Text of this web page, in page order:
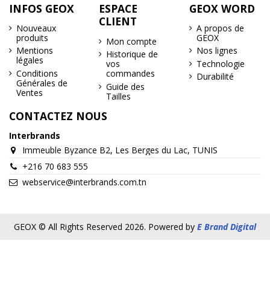
INFOS GEOX
Nouveaux
produits
Mentions
légales
Conditions
Générales de
Ventes
ESPACE
CLIENT
Mon compte
Historique de
vos
commandes
Guide des
Tailles
GEOX WORD
A propos de
GEOX
Nos lignes
Technologie
Durabilité
CONTACTEZ NOUS
Interbrands
Immeuble Byzance B2, Les Berges du Lac, TUNIS
+216 70 683 555
webservice@interbrands.com.tn
GEOX © All Rights Reserved 2026. Powered by E Brand Digital